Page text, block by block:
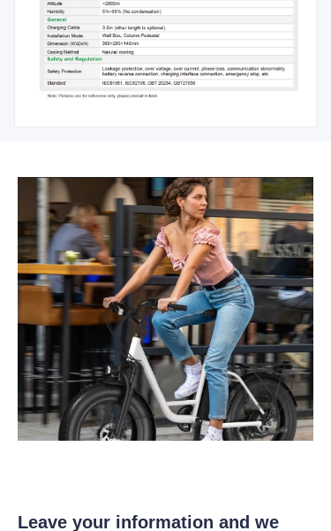
Leave your information and we